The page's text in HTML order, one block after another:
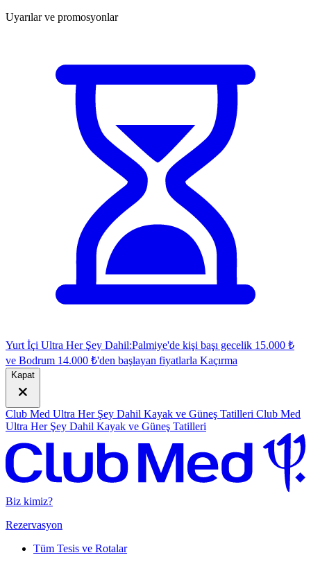
Uyarılar ve promosyonlar
Yurt İçi Ultra Her Şey Dahil:Palmiye'de kişi başı gecelik 15.000 ₺
ve Bodrum 14.000 ₺'den başlayan fiyatlarla Kaçırma
Kapat
Club Med Ultra Her Şey Dahil Kayak ve Güneş Tatilleri Club Med
Ultra Her Şey Dahil Kayak ve Güneş Tatilleri
Biz kimiz?
Rezervasyon
Tüm Tesis ve Rotalar